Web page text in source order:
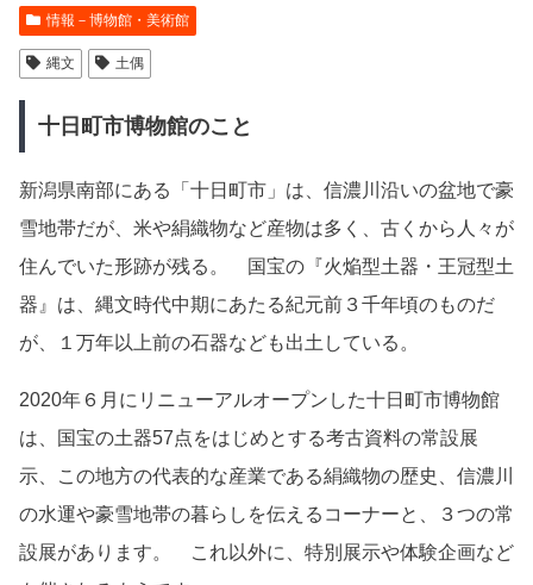
情報－博物館・美術館
縄文 土偶
十日町市博物館のこと
新潟県南部にある「十日町市」は、信濃川沿いの盆地で豪
雪地帯だが、米や絹織物など産物は多く、古くから人々が
住んでいた形跡が残る。 国宝の『火焔型土器・王冠型土
器』は、縄文時代中期にあたる紀元前３千年頃のものだ
が、１万年以上前の石器なども出土している。
2020年６月にリニューアルオープンした十日町市博物館
は、国宝の土器57点をはじめとする考古資料の常設展
示、この地方の代表的な産業である絹織物の歴史、信濃川
の水運や豪雪地帯の暮らしを伝えるコーナーと、３つの常
設展があります。 これ以外に、特別展示や体験企画など